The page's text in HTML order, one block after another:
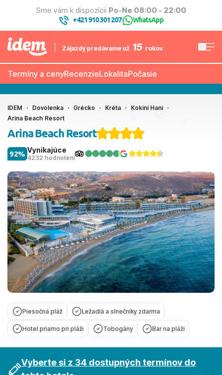
Sme vám k dispozícii Po-Ne 08:00 - 22:00
+421 910 301 207| WhatsApp
Zájazdy predávame už 15 rokov
Termíny a cenyRecenzieLokalitaPočasie
IDEM Dovolenka Grécko Kréta
Kokini Hani
Arina Beach Resort
Arina Beach Resort
Vynikajúce
4232 hodnotení
92%
Piesočná pláž Ležadlá a slnečníky zdarma
Hotel priamo pri pláži Tobogány Bar na pláži
Vyberte si z 34 dostupných termínov do